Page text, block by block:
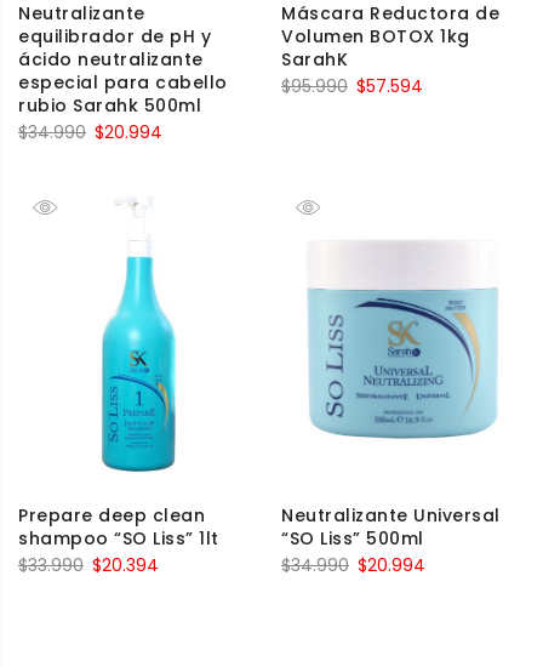
Neutralizante
equilibrador de pH y
ácido neutralizante
especial para cabello
rubio Sarahk 500ml
$34.990 $20.994
Máscara Reductora de
Volumen BOTOX 1kg
SarahK
$95.990 $57.594
Prepare deep clean
shampoo “SO Liss” 1lt
$33.990 $20.394
Neutralizante Universal
“SO Liss” 500ml
$34.990 $20.994